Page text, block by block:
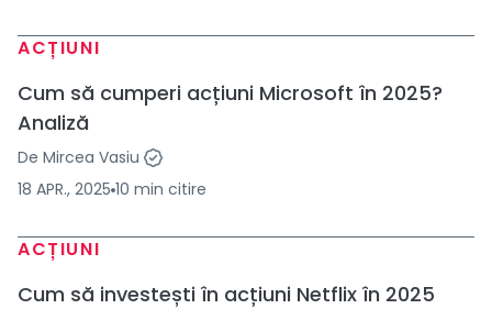
ACȚIUNI
Cum să cumperi acțiuni Microsoft în 2025?
Analiză
De Mircea Vasiu
18 APR., 2025 10 min citire
ACȚIUNI
Cum să investești în acțiuni Netflix în 2025